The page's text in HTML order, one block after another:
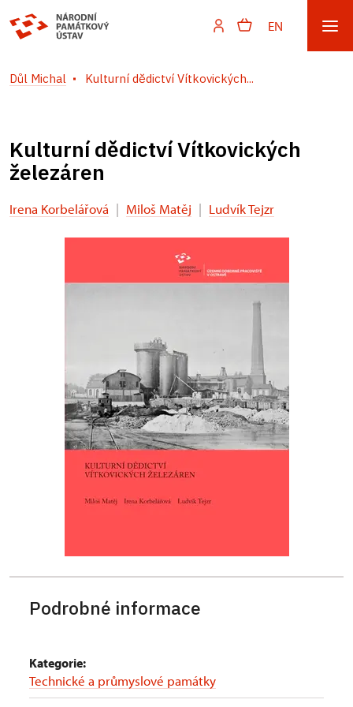
EN
Důl Michal Kulturní dědictví Vítkovických...
Kulturní dědictví Vítkovických
železáren
Irena Korbelářová | Miloš Matěj | Ludvík Tejzr
Podrobné informace
Kategorie:
Technické a průmyslové památky